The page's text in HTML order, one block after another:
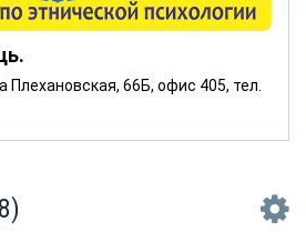
Плехановская, 66Б, офис 405, тел.